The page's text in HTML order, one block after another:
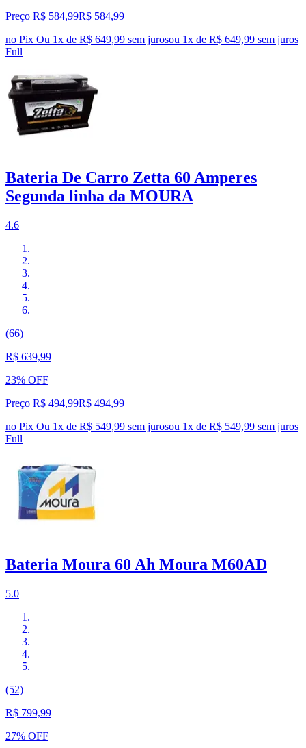
Preço R$ 584,99R$ 584,99
no Pix Ou 1x de R$ 649,99 sem jurosou 1x de R$ 649,99 sem juros
Full
Bateria De Carro Zetta 60 Amperes
Segunda linha da MOURA
4.6
(66)
R$ 639,99
23% OFF
Preço R$ 494,99R$ 494,99
no Pix Ou 1x de R$ 549,99 sem jurosou 1x de R$ 549,99 sem juros
Full
Bateria Moura 60 Ah Moura M60AD
5.0
(52)
R$ 799,99
27% OFF